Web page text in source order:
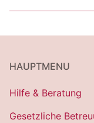
HAUPTMENU
Hilfe & Beratung
Gesetzliche